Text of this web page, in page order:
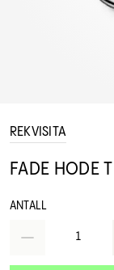
REKVISITA
FADE HODE
ANTALL
1